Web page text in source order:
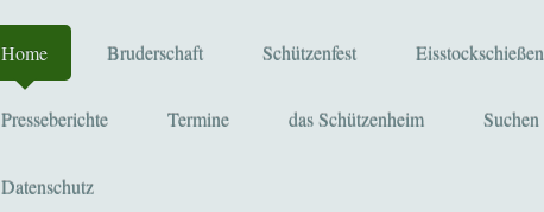
Home Bruderschaft Schützenfest Eisstockschießen
Presseberichte Termine das Schützenheim Suchen
Datenschutz